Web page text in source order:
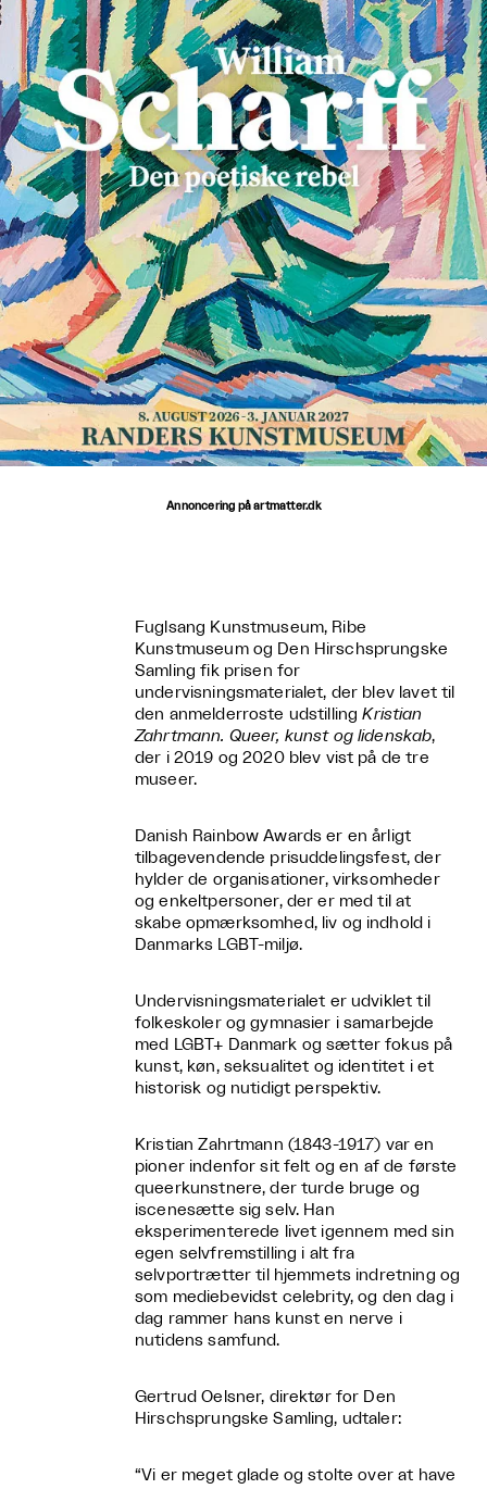
Annoncering på artmatter.dk
Fuglsang Kunstmuseum, Ribe
Kunstmuseum og Den Hirschsprungske
Samling fik prisen for
undervisningsmaterialet, der blev lavet til
den anmelderroste udstilling Kristian
Zahrtmann. Queer, kunst og lidenskab,
der i 2019 og 2020 blev vist på de tre
museer.
Danish Rainbow Awards er en årligt
tilbagevendende prisuddelingsfest, der
hylder de organisationer, virksomheder
og enkeltpersoner, der er med til at
skabe opmærksomhed, liv og indhold i
Danmarks LGBT-miljø.
Undervisningsmaterialet er udviklet til
folkeskoler og gymnasier i samarbejde
med LGBT+ Danmark og sætter fokus på
kunst, køn, seksualitet og identitet i et
historisk og nutidigt perspektiv.
Kristian Zahrtmann (1843-1917) var en
pioner indenfor sit felt og en af de første
queerkunstnere, der turde bruge og
iscenesætte sig selv. Han
eksperimenterede livet igennem med sin
egen selvfremstilling i alt fra
selvportrætter til hjemmets indretning og
som mediebevidst celebrity, og den dag i
dag rammer hans kunst en nerve i
nutidens samfund.
Gertrud Oelsner, direktør for Den
Hirschsprungske Samling, udtaler:
“Vi er meget glade og stolte over at have